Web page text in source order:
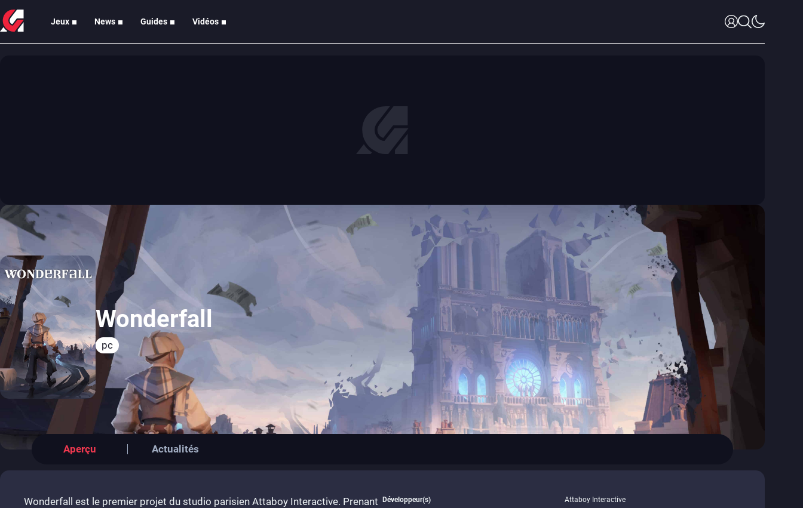
Jeux News Guides Vidéos
Wonderfall
pc
Aperçu Actualités
Wonderfall est le premier projet du studio parisien Attaboy Interactive. Prenant
Développeur(s) Attaboy Interactive